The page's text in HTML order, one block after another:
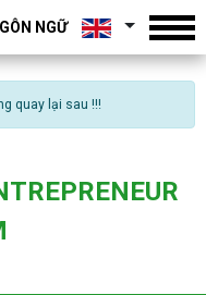
NGỮ
quay lại sau !!!